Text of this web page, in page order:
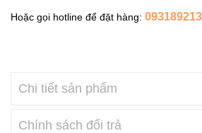
Hoặc gọi hotline để đặt hàng:
Chi tiết sản phẩm
Chính sách đổi trả